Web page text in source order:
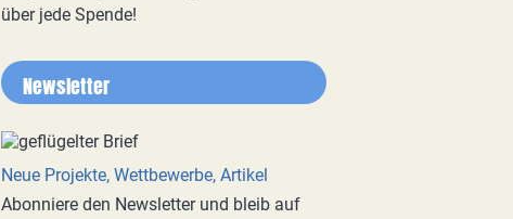
über jede Spende!
Newsletter
Neue Projekte, Wettbewerbe, Artikel
Abonniere den Newsletter und bleib auf